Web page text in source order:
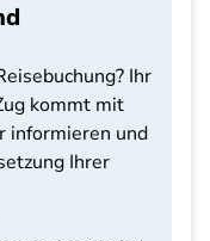
Ihr
kommt mit
informieren und
Ihrer